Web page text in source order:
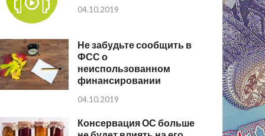
04.10.2019
Не забудьте сообщить в
ФСС о
неиспользованном
финансировании
04.10.2019
Консервация ОС больше